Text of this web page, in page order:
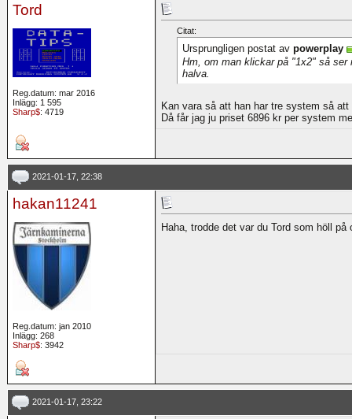
Tord
Reg.datum: mar 2016
Inlägg: 1 595
Sharp$: 4719
Citat:
Ursprungligen postat av powerplay
Hm, om man klickar på "1x2" så ser
halva.
Kan vara så att han har tre system så
Då får jag ju priset 6896 kr per system
2021-01-17, 22:38
hakan11241
Reg.datum: jan 2010
Inlägg: 268
Sharp$: 3942
Haha, trodde det var du Tord som höll
2021-01-17, 23:22